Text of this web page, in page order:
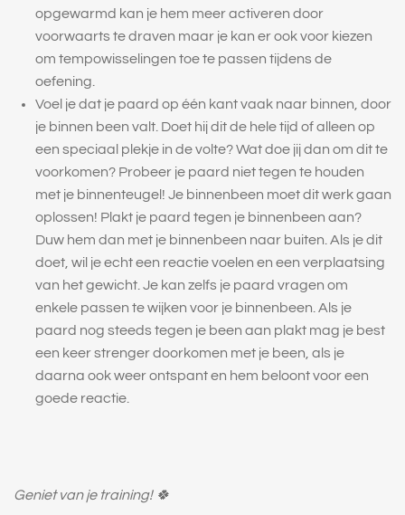
opgewarmd kan je hem meer activeren door
voorwaarts te draven maar je kan er ook voor kiezen
om tempowisselingen toe te passen tijdens de
oefening.
Voel je dat je paard op één kant vaak naar binnen, door
je binnen been valt. Doet hij dit de hele tijd of alleen op
een speciaal plekje in de volte? Wat doe jij dan om dit te
voorkomen? Probeer je paard niet tegen te houden
met je binnenteugel! Je binnenbeen moet dit werk gaan
oplossen! Plakt je paard tegen je binnenbeen aan?
Duw hem dan met je binnenbeen naar buiten. Als je dit
doet, wil je echt een reactie voelen en een verplaatsing
van het gewicht. Je kan zelfs je paard vragen om
enkele passen te wijken voor je binnenbeen. Als je
paard nog steeds tegen je been aan plakt mag je best
een keer strenger doorkomen met je been, als je
daarna ook weer ontspant en hem beloont voor een
goede reactie.
Geniet van je training! 🍀